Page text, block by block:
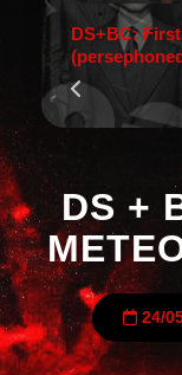
DS+BC:
DS +
24/